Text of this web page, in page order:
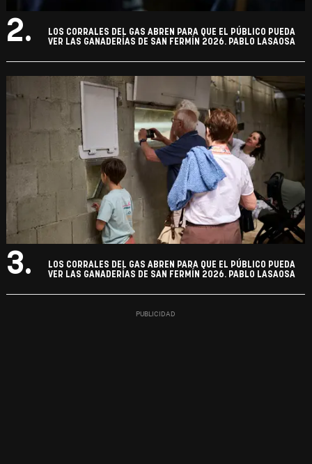
2.
LOS CORRALES DEL GAS ABREN PARA QUE EL PÚBLICO PUEDA
VER LAS GANADERÍAS DE SAN FERMÍN 2026. PABLO LASAOSA
3.
LOS CORRALES DEL GAS ABREN PARA QUE EL PÚBLICO PUEDA
VER LAS GANADERÍAS DE SAN FERMÍN 2026. PABLO LASAOSA